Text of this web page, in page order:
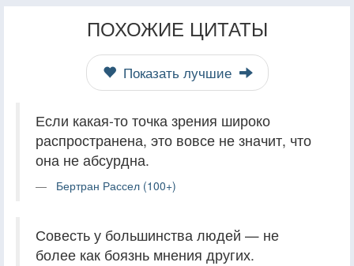
ПОХОЖИЕ ЦИТАТЫ
Показать лучшие
Если какая-то точка зрения широко
распространена, это вовсе не значит, что
она не абсурдна.
Бертран Рассел (100+)
Совесть у большинства людей — не
более как боязнь мнения других.